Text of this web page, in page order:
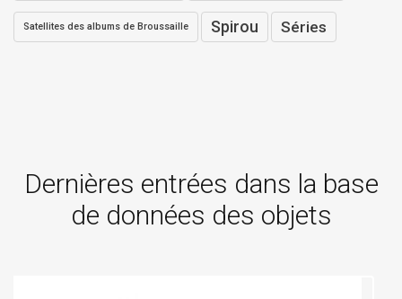
Satellites des albums de Broussaille Spirou Séries
Dernières entrées dans la base
de données des objets